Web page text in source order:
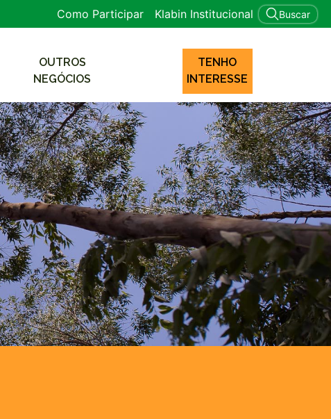
Como Participar Klabin Institucional Buscar
OUTROS
NEGÓCIOS
TENHO
INTERESSE